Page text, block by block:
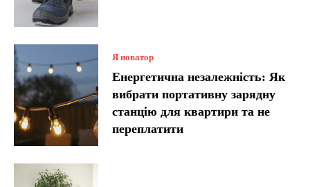
Я новатор
Енергетична незалежність: Як
вибрати портативну зарядну
станцію для квартири та не
переплатити